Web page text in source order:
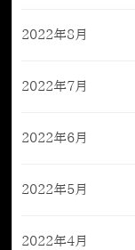
2022年8月
2022年7月
2022年6月
2022年5月
2022年4月